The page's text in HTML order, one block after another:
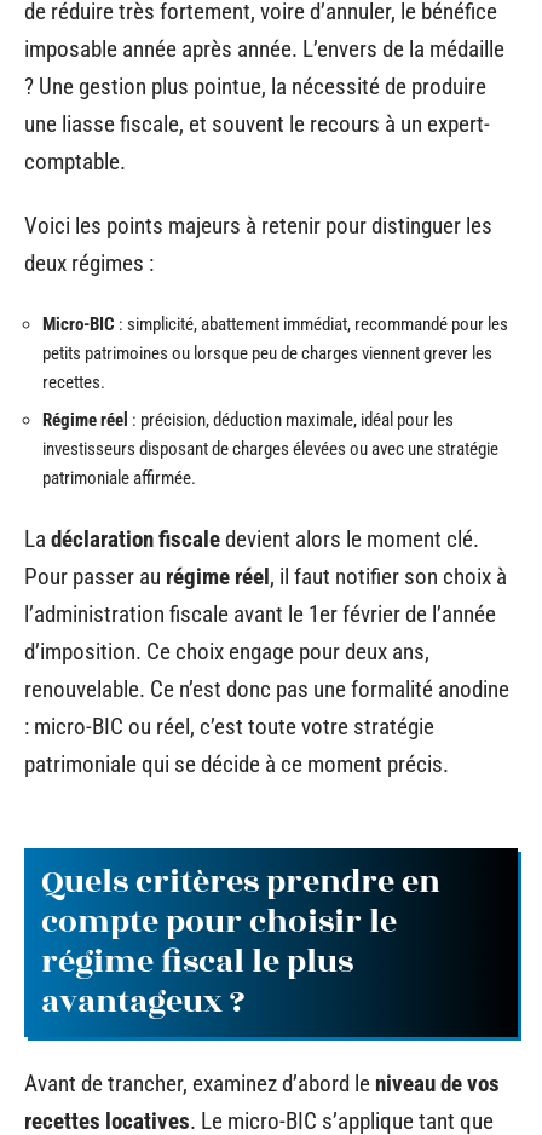
de réduire très fortement, voire d’annuler, le bénéfice
imposable année après année. L’envers de la médaille
? Une gestion plus pointue, la nécessité de produire
une liasse fiscale, et souvent le recours à un expert-
comptable.
Voici les points majeurs à retenir pour distinguer les
deux régimes :
Micro-BIC : simplicité, abattement immédiat, recommandé pour les
petits patrimoines ou lorsque peu de charges viennent grever les
recettes.
Régime réel : précision, déduction maximale, idéal pour les
investisseurs disposant de charges élevées ou avec une stratégie
patrimoniale affirmée.
La déclaration fiscaledevient alors le moment clé.
Pour passer au régime réel, il faut notifier son choix à
l’administration fiscale avant le 1er février de l’année
d’imposition. Ce choix engage pour deux ans,
renouvelable. Ce n’est donc pas une formalité anodine
: micro-BIC ou réel, c’est toute votre stratégie
patrimoniale qui se décide à ce moment précis.
Quels critères prendre en
compte pour choisir le
régime fiscal le plus
avantageux ?
Avant de trancher, examinez d’abord le niveau de vos
recettes locatives. Le micro-BIC s’applique tant que